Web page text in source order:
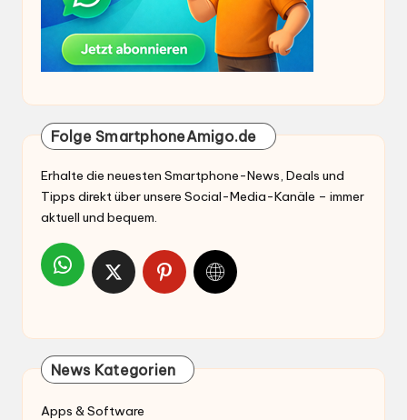
Folge SmartphoneAmigo.de
Erhalte die neuesten Smartphone-News, Deals und
Tipps direkt über unsere Social-Media-Kanäle – immer
aktuell und bequem.
News Kategorien
Apps & Software